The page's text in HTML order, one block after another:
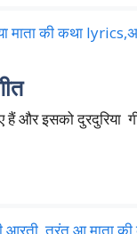
और इसको दुरदुरिया